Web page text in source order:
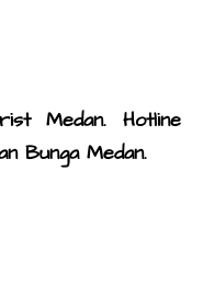
Medan. Hotline
Bunga Medan.